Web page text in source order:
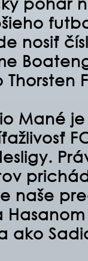
nosiť
Mané
naše
ako